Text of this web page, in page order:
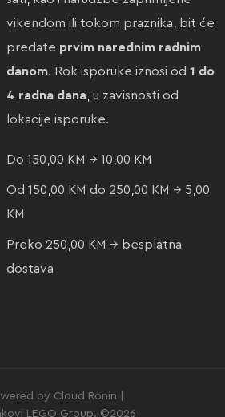
vikendom ili tokom praznika, bit će
predate prvim narednim radnim
danom. Rok isporuke iznosi od 1 do
4 radna dana, u zavisnosti od
lokacije isporuke.
Do 150,00 KM → 10,00 KM
Od 150,00 KM do 250,00 KM → 5,00
KM
Preko 250,00 KM → besplatna
dostava
by Cloud Ronin |
LEGO Group. ©2026